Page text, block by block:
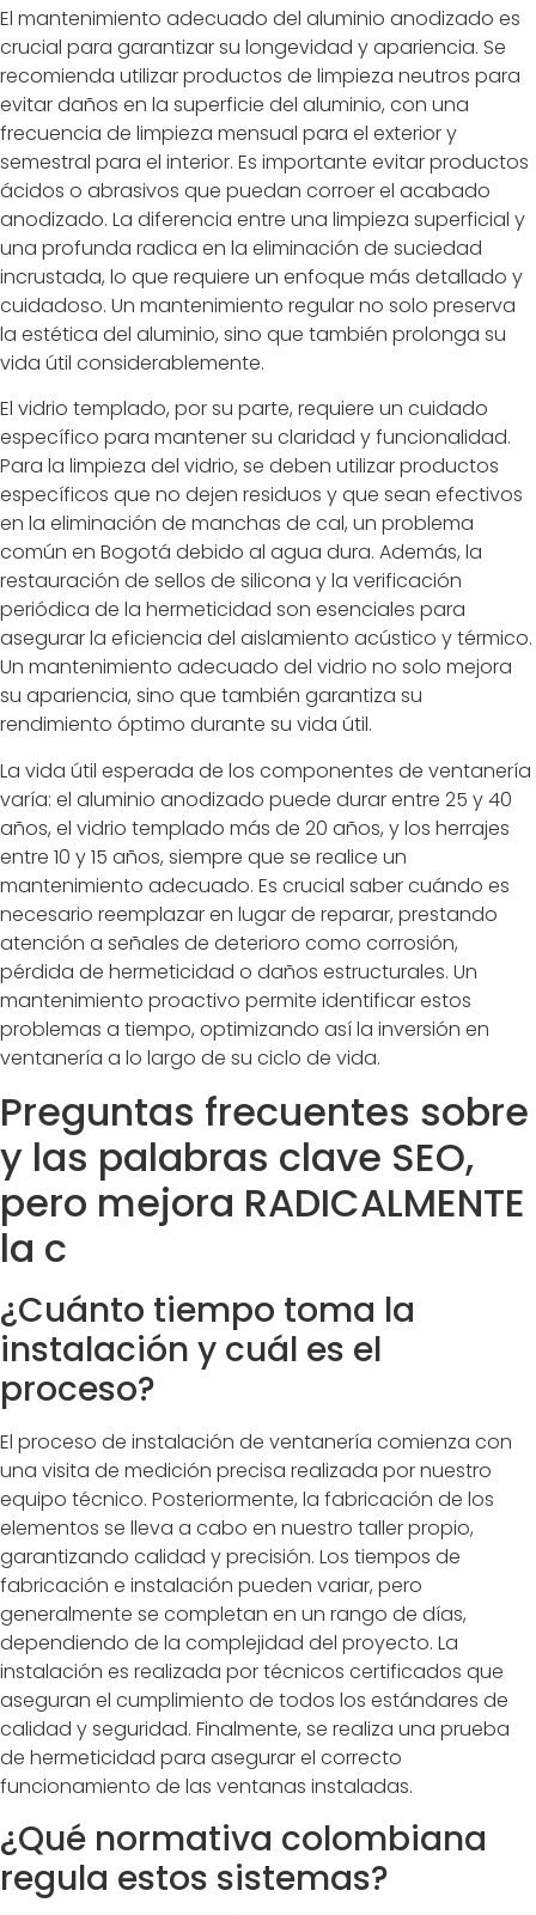
El mantenimiento adecuado del aluminio anodizado es
crucial para garantizar su longevidad y apariencia. Se
recomienda utilizar productos de limpieza neutros para
evitar daños en la superficie del aluminio, con una
frecuencia de limpieza mensual para el exterior y
semestral para el interior. Es importante evitar productos
ácidos o abrasivos que puedan corroer el acabado
anodizado. La diferencia entre una limpieza superficial y
una profunda radica en la eliminación de suciedad
incrustada, lo que requiere un enfoque más detallado y
cuidadoso. Un mantenimiento regular no solo preserva
la estética del aluminio, sino que también prolonga su
vida útil considerablemente.
El vidrio templado, por su parte, requiere un cuidado
específico para mantener su claridad y funcionalidad.
Para la limpieza del vidrio, se deben utilizar productos
específicos que no dejen residuos y que sean efectivos
en la eliminación de manchas de cal, un problema
común en Bogotá debido al agua dura. Además, la
restauración de sellos de silicona y la verificación
periódica de la hermeticidad son esenciales para
asegurar la eficiencia del aislamiento acústico y térmico.
Un mantenimiento adecuado del vidrio no solo mejora
su apariencia, sino que también garantiza su
rendimiento óptimo durante su vida útil.
La vida útil esperada de los componentes de ventanería
varía: el aluminio anodizado puede durar entre 25 y 40
años, el vidrio templado más de 20 años, y los herrajes
entre 10 y 15 años, siempre que se realice un
mantenimiento adecuado. Es crucial saber cuándo es
necesario reemplazar en lugar de reparar, prestando
atención a señales de deterioro como corrosión,
pérdida de hermeticidad o daños estructurales. Un
mantenimiento proactivo permite identificar estos
problemas a tiempo, optimizando así la inversión en
ventanería a lo largo de su ciclo de vida.
Preguntas frecuentes sobre
y las palabras clave SEO,
pero mejora RADICALMENTE
la c
¿Cuánto tiempo toma la
instalación y cuál es el
proceso?
El proceso de instalación de ventanería comienza con
una visita de medición precisa realizada por nuestro
equipo técnico. Posteriormente, la fabricación de los
elementos se lleva a cabo en nuestro taller propio,
garantizando calidad y precisión. Los tiempos de
fabricación e instalación pueden variar, pero
generalmente se completan en un rango de días,
dependiendo de la complejidad del proyecto. La
instalación es realizada por técnicos certificados que
aseguran el cumplimiento de todos los estándares de
calidad y seguridad. Finalmente, se realiza una prueba
de hermeticidad para asegurar el correcto
funcionamiento de las ventanas instaladas.
¿Qué normativa colombiana
regula estos sistemas?